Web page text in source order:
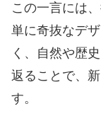
この一言には
単に奇抜なデ
く、自然や歴
返ることで、
す。